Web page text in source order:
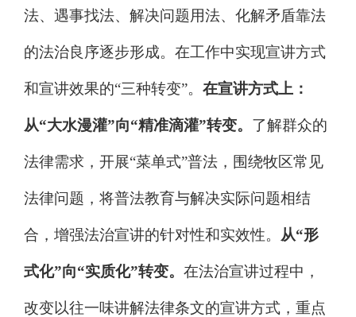
法、遇事找法、解决问题用法、化解矛盾靠法
的法治良序逐步形成。在工作中实现宣讲方式
和宣讲效果的“三种转变”。 在宣讲方式上：
从“大水漫灌”向“精准滴灌”转变。 了解群众的
法律需求，开展“菜单式”普法，围绕牧区常见
法律问题，将普法教育与解决实际问题相结
合，增强法治宣讲的针对性和实效性。 从“形
式化”向“实质化”转变。 在法治宣讲过程中，
改变以往一味讲解法律条文的宣讲方式，重点